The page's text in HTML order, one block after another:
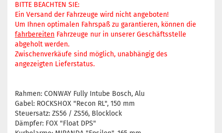
BITTE BEACHTEN SIE:
Ein Versand der Fahrzeuge wird nicht angeboten!
Um Ihnen optimalen Fahrspaß zu garantieren, können die
fahrbereiten Fahrzeuge nur in unserer Geschäftsstelle
abgeholt werden.
Zwischenverkäufe sind möglich, unabhängig des
angezeigten Lieferstatus.
Rahmen: CONWAY Fully Intube Bosch, Alu
Gabel: ROCKSHOX "Recon RL", 150 mm
Steuersatz: ZS56 / ZS56, Blocklock
Dämpfer: FOX "Float DPS"